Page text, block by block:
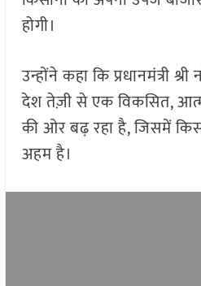
होगी।
उन्होंने कहा कि प्रधानमंत्री
देश तेज़ी से एक विकसित,
की ओर बढ़ रहा है, जिसमें
अहम है।